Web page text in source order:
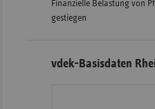
Finanzielle Belastung von
gestiegen
vdek-Basisdaten